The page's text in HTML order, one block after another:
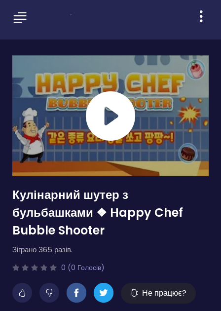
Кулінарний шутер з
бульбашками ❖ Happy Chef
Bubble Shooter
Зіграно 365 разів.
0 (0 Голосів)
Не працює?